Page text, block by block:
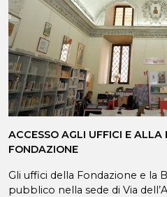
ACCESSO AGLI UFFICI E
FONDAZIONE
Gli uffici della Fondazione e la
pubblico nella sede di Via